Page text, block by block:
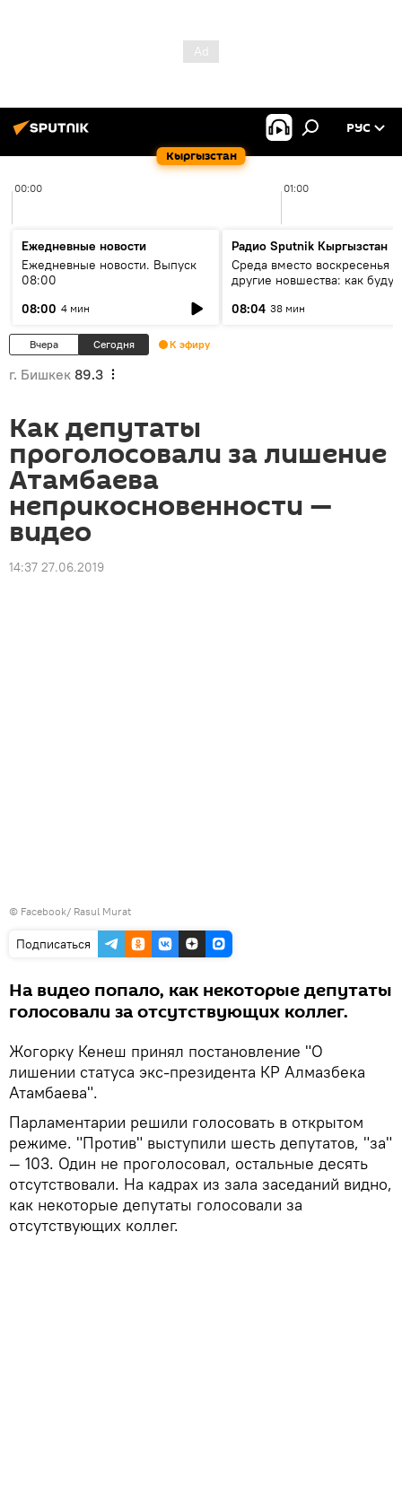
Кыргызстан
РУС
00:00 01:00
Ежедневные новости
Ежедневные новости. Выпуск
08:00
08:00 4 мин
Радио Sputnik Кыргызстан
Среда вместо воскресенья и
другие новшества: как будут
08:04 38 мин
Вчера Сегодня К эфиру
г. Бишкек 89.3
Как депутаты
проголосовали за лишение
Атамбаева
неприкосновенности —
видео
14:37 27.06.2019
© Facebook/ Rasul Murat
Подписаться
На видео попало, как некоторые депутаты
голосовали за отсутствующих коллег.
Жогорку Кенеш принял постановление "О
лишении статуса экс-президента КР Алмазбека
Атамбаева".
Парламентарии решили голосовать в открытом
режиме. "Против" выступили шесть депутатов, "за"
— 103. Один не проголосовал, остальные десять
отсутствовали. На кадрах из зала заседаний видно,
как некоторые депутаты голосовали за
отсутствующих коллег.